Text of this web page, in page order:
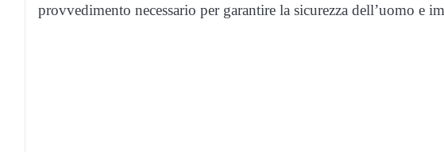
provvedimento necessario per garantire la sicurezza dell’uomo e